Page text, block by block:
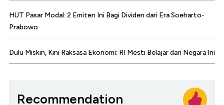
HUT Pasar Modal: 2 Emiten Ini Bagi Dividen dari Era Soeharto-
Prabowo
Dulu Miskin, Kini Raksasa Ekonomi: RI Mesti Belajar dari Negara Ini
Recommendation